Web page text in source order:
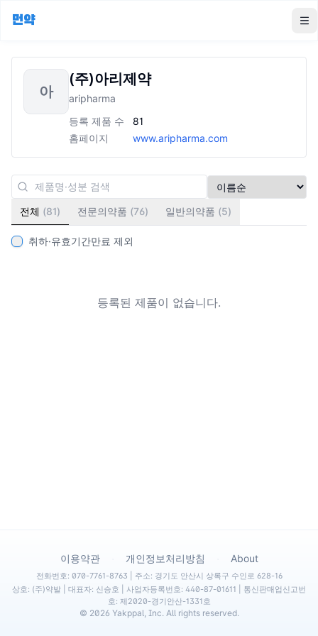
먼약
아
(주)아리제약
aripharma
등록 제품 수
81
홈페이지
www.aripharma.com
전체 (81) 전문의약품 (76) 일반의약품 (5)
취하·유효기간만료 제외
등록된 제품이 없습니다.
이용약관 개인정보처리방침 About
전화번호: 070-7761-8763 | 주소: 경기도 안산시 상록구 수인로 628-16
상호: (주)약발 | 대표자: 신승호 | 사업자등록번호: 440-87-01611 | 통신판매업신고번
호: 제2020-경기안산-1331호
© 2026 Yakppal, Inc. All rights reserved.